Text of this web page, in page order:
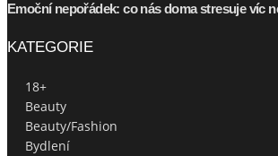
Emoční nepořádek: co nás doma stresuje víc
KATEGORIE
18+
Beauty
Beauty/Fashion
Bydlení